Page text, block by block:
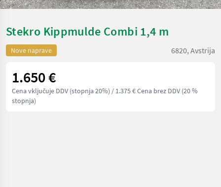
Stekro Kippmulde Combi 1,4 m
Nove naprave 6820, Avstrija
1.650 €
Cena vključuje DDV (stopnja 20%) / 1.375 € Cena brez DDV (20 %
stopnja)